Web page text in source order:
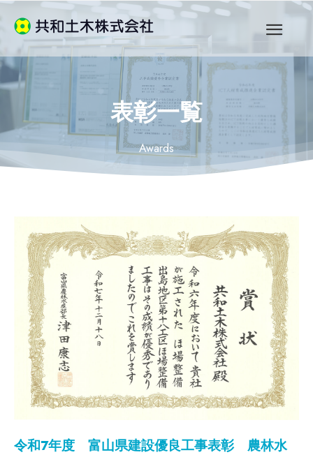
表彰一覧
Awards
令和7年度 富山県建設優良工事表彰 農林水